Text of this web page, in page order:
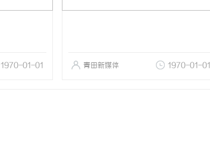
1970-01-01 青田新媒体 1970-01-01